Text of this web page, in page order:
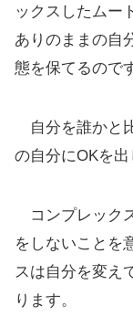
ックスしたムー
ありのままの自
態を保てるので
自分を誰かと
の自分にOKを出
コンプレック
をしないことを
スは自分を変え
ります。